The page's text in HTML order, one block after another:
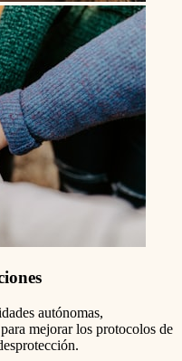
autónomas,
mejorar los protocolos de